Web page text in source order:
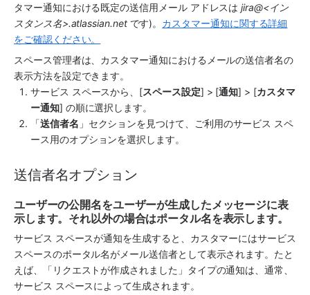
タマー通知における既定の送信用メール アドレスは jira@<イン
スタンス名>.atlassian.net です)。 カスタマー通知に関する詳細
をご確認ください。
スペース管理者は、カスタマー通知におけるメールの送信者名の
表示方法を設定できます。
サービス スペースから、[スペース設定] > [通知] > [カスタマ
ー通知] の順に選択します。
「送信者名 」セクションを見つけて、ご利用のサービス スペ
ース用のオプションを選択します。
送信者名オプション
ユーザーの公開名をユーザーが生成したメッセージに表
示します。それ以外の場合はポータル名を表示します。
サービス スペースが通知を生成すると、カスタマーにはサービス
スペースのポータル名がメール送信者として表示されます。たと
えば、「リクエストが作成されました」タイプの通知は、通常、
サービス スペースによって生成されます。